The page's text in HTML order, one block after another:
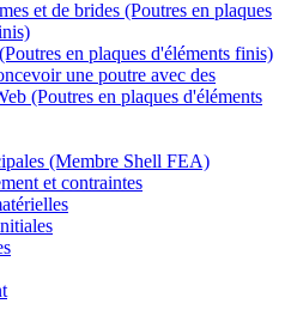
et de brides (Poutres en plaques
en plaques d'éléments finis)
une poutre avec des
(Poutres en plaques d'éléments
(Membre Shell FEA)
et contraintes